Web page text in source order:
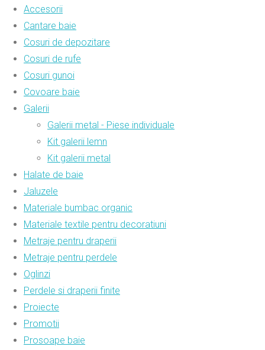
Accesorii
Cantare baie
Cosuri de depozitare
Cosuri de rufe
Cosuri gunoi
Covoare baie
Galerii
Galerii metal - Piese individuale
Kit galerii lemn
Kit galerii metal
Halate de baie
Jaluzele
Materiale bumbac organic
Materiale textile pentru decoratiuni
Metraje pentru draperii
Metraje pentru perdele
Oglinzi
Perdele si draperii finite
Proiecte
Promotii
Prosoape baie